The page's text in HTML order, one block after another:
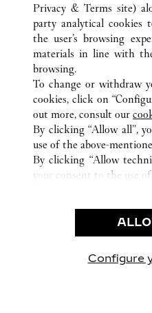
ALLE CARTIER
SHANGHAI
CUSTOMER CARE
CONTACT US
OUR COMPANY
CAREERS
FIND A BOUTIQUE
PRIVACY POLICY
CONDITIONS OF SALE
Privacy & Terms site)
party analytical cookies
the user’s browsing
materials in line with
browsing.
To change or withdraw
cookies, click on
out more, consult our
By clicking “Allow all”,
use of the above-
By clicking “Allow
your consent to the use
Configure